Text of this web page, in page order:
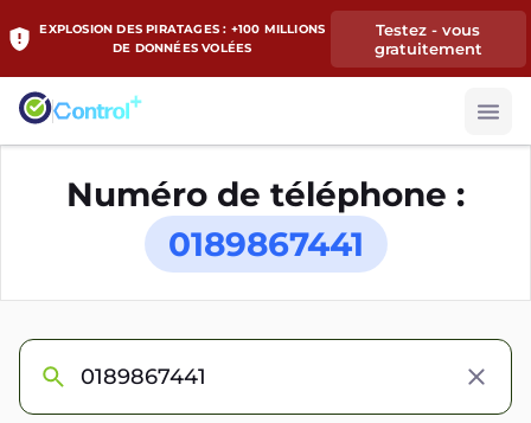
EXPLOSION DES PIRATAGES : +100 MILLIONS
DE DONNÉES VOLÉES
Testez - vous
gratuitement
Numéro de téléphone :
0189867441